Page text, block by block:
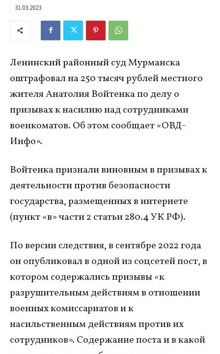
31.03.2023
Ленинский районный суд Мурманска
оштрафовал на 250 тысяч рублей местного
жителя Анатолия Войтенка по делу о
призывах к насилию над сотрудниками
военкоматов. Об этом сообщает «ОВД-
Инфо».
Войтенка признали виновным в призывах к
деятельности против безопасности
государства, размещенных в интернете
(пункт «в» части 2 статьи 280.4 УК РФ).
По версии следствия, в сентябре 2022 года
он опубликовал в одной из соцсетей пост, в
котором содержались призывы «к
разрушительным действиям в отношении
военных комиссариатов и к
насильственным действиям против их
сотрудников». Содержание поста и в какой